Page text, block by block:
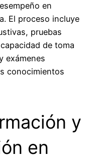
en
El proceso incluye
pruebas
de toma
exámenes
conocimientos
y
en